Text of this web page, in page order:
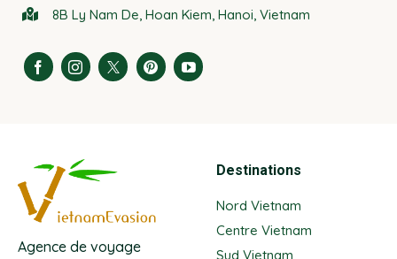
8B Ly Nam De, Hoan Kiem, Hanoi, Vietnam
Agence de voyage
Destinations
Nord Vietnam
Centre Vietnam
Sud Vietnam